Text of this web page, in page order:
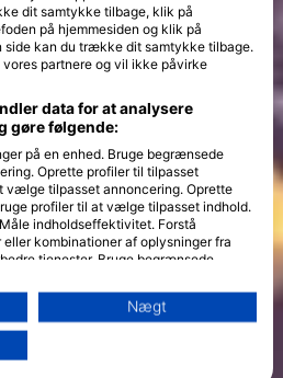
dit samtykke tilbage, klik på
på hjemmesiden og klik på
side kan du trække dit samtykke tilbage.
partnere og vil ikke påvirke
data for at analysere
gøre følgende:
på en enhed. Bruge begrænsede
Oprette profiler til tilpasset
vælge tilpasset annoncering. Oprette
profiler til at vælge tilpasset indhold.
indholdseffektivitet. Forstå
kombinationer af oplysninger fra
tjenester. Bruge begrænsede
brug af data kan findes her:
til USA.
for denne hjemmeside/app.
Nægt